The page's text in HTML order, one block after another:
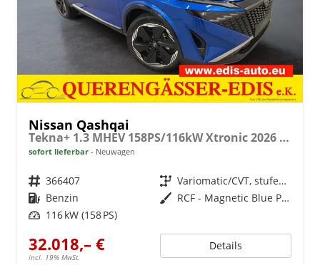
Nissan Qashqai
Tekna+ 1.3 MHEV 158PS/116kW Xtronic 2026 +20"ALU+PANO+BOSE+HuD
sofort lieferbar Neuwagen
Fahrzeugnr. 366407 Getriebe
Variomatic/CVT, stufenlos
Kraftstoff Benzin Außenfarbe
RCF - Magnetic Blue Premium Met.
Leistung 116 kW (158 PS)
32.018,– €
incl. 19% MwSt.
Details